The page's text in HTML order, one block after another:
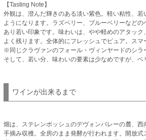
【Tasting Note】
外観は、澄んだ輝きのある淡い紫色。軽い粘性、
ようになります。ラズベリー、ブルーベリーなど
あり若い印象です。味わいは、やや軽めのアタッ
よく残ります。全体的にフレッシュでピュア。スマ
※同じクラヴァンのフォール・ヴィンヤードのシラ
そして、若い分、味わいの要素は少なめですが、
ワインが出来るまで
畑は、ステレンボッシュのデヴォンバレーの麓、
手摘み収穫。全房のまま発酵が行われます。開放